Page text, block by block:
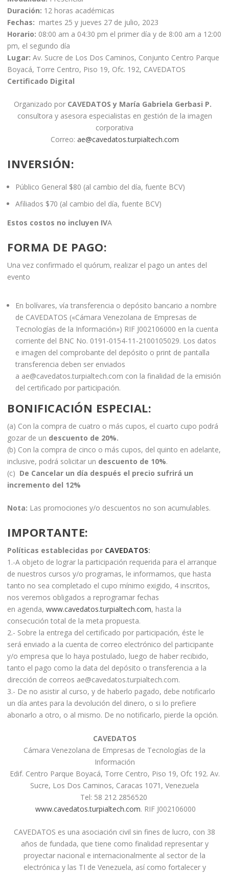
Duración: 12 horas académicas
Fechas: martes 25 y jueves 27 de julio, 2023
Horario: 08:00 am a 04:30 pm el primer día y de 8:00 am a 12:00
pm, el segundo día
Lugar: Av. Sucre de Los Dos Caminos, Conjunto Centro Parque
Boyacá, Torre Centro, Piso 19, Ofc. 192, CAVEDATOS
Certificado Digital
Organizado por CAVEDATOS y María Gabriela Gerbasi P.
consultora y asesora especialistas en gestión de la imagen
corporativa
Correo: ae@cavedatos.turpialtech.com
INVERSIÓN:
Público General $80 (al cambio del día, fuente BCV)
Afiliados $70 (al cambio del día, fuente BCV)
Estos costos no incluyen IVA
FORMA DE PAGO:
Una vez confirmado el quórum, realizar el pago un antes del
evento
En bolívares, vía transferencia o depósito bancario a nombre
de CAVEDATOS («Cámara Venezolana de Empresas de
Tecnologías de la Información») RIF J002106000 en la cuenta
corriente del BNC No. 0191-0154-11-2100105029. Los datos
e imagen del comprobante del depósito o print de pantalla
transferencia deben ser enviados
a ae@cavedatos.turpialtech.com con la finalidad de la emisión
del certificado por participación.
BONIFICACIÓN ESPECIAL:
(a) Con la compra de cuatro o más cupos, el cuarto cupo podrá
gozar de un descuento de 20%.
(b) Con la compra de cinco o más cupos, del quinto en adelante,
inclusive, podrá solicitar un descuento de 10%.
(c) De Cancelar un día después el precio sufrirá un
incremento del 12%
Nota: Las promociones y/o descuentos no son acumulables.
IMPORTANTE:
Políticas establecidas por CAVEDATOS:
1.-A objeto de lograr la participación requerida para el arranque
de nuestros cursos y/o programas, le informamos, que hasta
tanto no sea completado el cupo mínimo exigido, 4 inscritos,
nos veremos obligados a reprogramar fechas
en agenda, www.cavedatos.turpialtech.com, hasta la
consecución total de la meta propuesta.
2.- Sobre la entrega del certificado por participación, éste le
será enviado a la cuenta de correo electrónico del participante
y/o empresa que lo haya postulado, luego de haber recibido,
tanto el pago como la data del depósito o transferencia a la
dirección de correos ae@cavedatos.turpialtech.com.
3.- De no asistir al curso, y de haberlo pagado, debe notificarlo
un día antes para la devolución del dinero, o si lo prefiere
abonarlo a otro, o al mismo. De no notificarlo, pierde la opción.
CAVEDATOS
Cámara Venezolana de Empresas de Tecnologías de la
Información
Edif. Centro Parque Boyacá, Torre Centro, Piso 19, Ofc 192. Av.
Sucre, Los Dos Caminos, Caracas 1071, Venezuela
Tel: 58 212 2856520
www.cavedatos.turpialtech.com. RIF J002106000
CAVEDATOS es una asociación civil sin fines de lucro, con 38
años de fundada, que tiene como finalidad representar y
proyectar nacional e internacionalmente al sector de la
electrónica y las TI de Venezuela, así como fortalecer y